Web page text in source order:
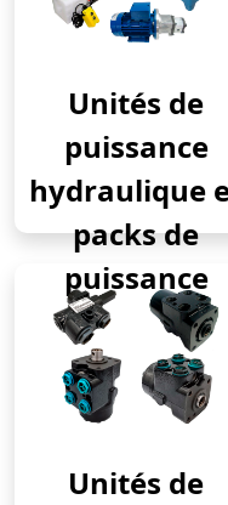
Unités de
puissance
hydraulique
packs de
puissance
Unités de